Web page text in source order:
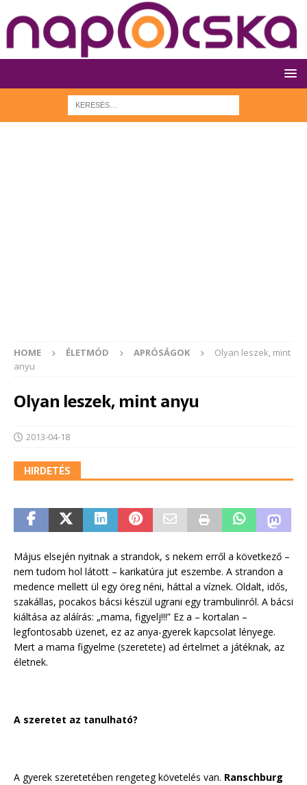
HOME ÉLETMÓD APRÓSÁGOK
Olyan leszek, mint
anyu
Olyan leszek, mint anyu
2013-04-18
HIRDETÉS
Május elsején nyitnak a strandok, s nekem erről a következő –
nem tudom hol látott – karikatúra jut eszembe. A strandon a
medence mellett ül egy öreg néni, háttal a víznek. Oldalt, idős,
szakállas, pocakos bácsi készül ugrani egy trambulinról. A bácsi
kiáltása az aláírás: „mama, figyelj!!!” Ez a – kortalan –
legfontosabb üzenet, ez az anya-gyerek kapcsolat lényege.
Mert a mama figyelme (szeretete) ad értelmet a játéknak, az
életnek.
A szeretet az tanulható?
A gyerek szeretetében rengeteg követelés van. Ranschburg